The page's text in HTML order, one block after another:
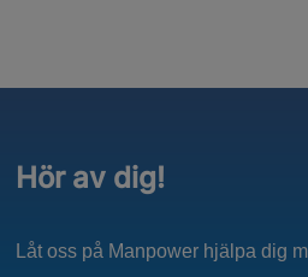
Hör av dig!
Låt oss på Manpower hjälpa dig